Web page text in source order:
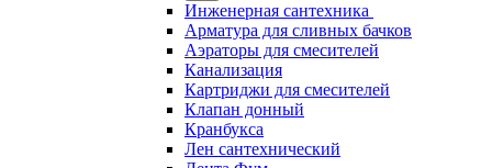
Инженерная сантехника
Арматура для сливных бачков
Аэраторы для смесителей
Канализация
Картриджи для смесителей
Клапан донный
Кранбукса
Лен сантехнический